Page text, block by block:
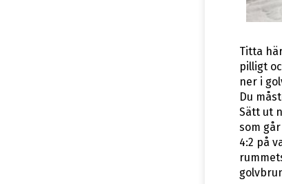
Titta
pilligt
ner i
Du
Sätt ut
som
4:2 på